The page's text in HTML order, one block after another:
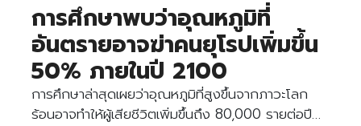
การศึกษาพบว่าอุณหภูมิที่
อันตรายอาจฆ่าคนยุโรปเพิ่มขึ้น
50% ภายในปี 2100
การศึกษาล่าสุดเผยว่าอุณหภูมิที่สูงขึ้นจากภาวะโลก
ร้อนอาจทำให้ผู้เสียชีวิตเพิ่มขึ้นถึง 80,000 รายต่อปี…